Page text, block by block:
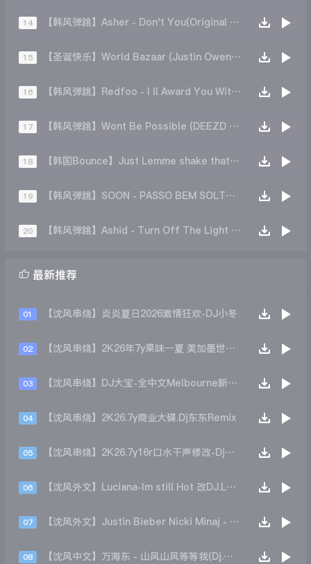
14 【韩风弹跳】Asher - Don't You(Original Mix)
15 【圣诞快乐】World Bazaar (Justin Owen Meewz Christmas Remix)
16 【韩风弹跳】Redfoo - I ll Award You With My Body
17 【韩风弹跳】Wont Be Possible (DEEZD Remix)
18 【韩国Bounce】Just Lemme shake that sing(DJ Fury Edit)
19 【韩风弹跳】SOON - PASSO BEM SOLTO (Remix)
20 【韩风弹跳】Ashid - Turn Off The Light (Remix)
 最新推荐
01 【沈风串烧】炎炎夏日2026激情狂欢-DJ小冬
02 【沈风串烧】2K26年7y果味一夏 美加墨世界杯主题跳舞派对专辑 - Dj.阿帅
03 【沈风串烧】DJ大宝-全中文Melbourne新弹跳一飞冲天重低音上劲风暴MUSIC慢摇大碟
04 【沈风串烧】2K26.7y商业大碟.Dj东东Remix
05 【沈风串烧】2K26.7y16r口水干声修改-Dj东东Remix
06 【沈风外文】Luciana-Im still Hot 改DJ.LoZe
07 【沈风外文】Justin Bieber Nicki Minaj - Beauty And A Beat (DjHope小春 Extended Mix)
08 【沈风中文】万海东 - 山风山风等等我(Dj.阿洋 Extended Mix)